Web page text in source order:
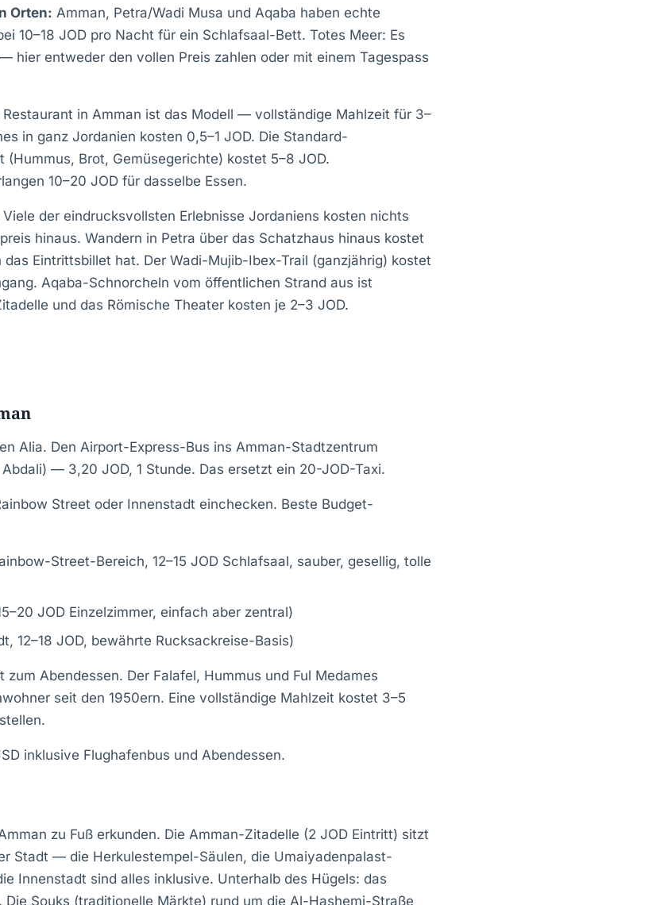
Orten: Amman, Petra/Wadi Musa und Aqaba haben echte
10–18 JOD pro Nacht für ein Schlafsaal-Bett. Totes Meer: Es
hier entweder den vollen Preis zahlen oder mit einem Tagespass
Restaurant in Amman ist das Modell — vollständige Mahlzeit für 3–
in ganz Jordanien kosten 0,5–1 JOD. Die Standard-
(Hummus, Brot, Gemüsegerichte) kostet 5–8 JOD.
10–20 JOD für dasselbe Essen.
Viele der eindrucksvollsten Erlebnisse Jordaniens kosten nichts
hinaus. Wandern in Petra über das Schatzhaus hinaus kostet
Eintrittsbillet hat. Der Wadi-Mujib-Ibex-Trail (ganzjährig) kostet
Aqaba-Schnorcheln vom öffentlichen Strand aus ist
und das Römische Theater kosten je 2–3 JOD.
Alia. Den Airport-Express-Bus ins Amman-Stadtzentrum
— 3,20 JOD, 1 Stunde. Das ersetzt ein 20-JOD-Taxi.
Street oder Innenstadt einchecken. Beste Budget-
Street-Bereich, 12–15 JOD Schlafsaal, sauber, gesellig, tolle
JOD Einzelzimmer, einfach aber zentral)
12–18 JOD, bewährte Rucksackreise-Basis)
zum Abendessen. Der Falafel, Hummus und Ful Medames
seit den 1950ern. Eine vollständige Mahlzeit kostet 3–5
inklusive Flughafenbus und Abendessen.
zu Fuß erkunden. Die Amman-Zitadelle (2 JOD Eintritt) sitzt
Stadt — die Herkulestempel-Säulen, die Umaiyadenpalast-
Innenstadt sind alles inklusive. Unterhalb des Hügels: das
Die Souks (traditionelle Märkte) rund um die Al-Hashemi-Straße